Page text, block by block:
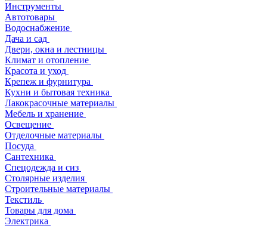
Инструменты
Автотовары
Водоснабжение
Дача и сад
Двери, окна и лестницы
Климат и отопление
Красота и уход
Крепеж и фурнитура
Кухни и бытовая техника
Лакокрасочные материалы
Мебель и хранение
Освещение
Отделочные материалы
Посуда
Сантехника
Спецодежда и сиз
Столярные изделия
Строительные материалы
Текстиль
Товары для дома
Электрика